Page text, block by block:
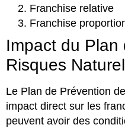
Franchise relative
Franchise
Impact du Plan
Risques
Le Plan de Prévention
impact direct sur les
peuvent avoir des